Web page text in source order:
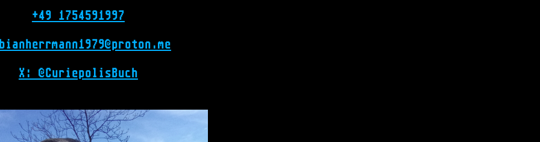
+49 1754591997
X: @CuriepolisBuch